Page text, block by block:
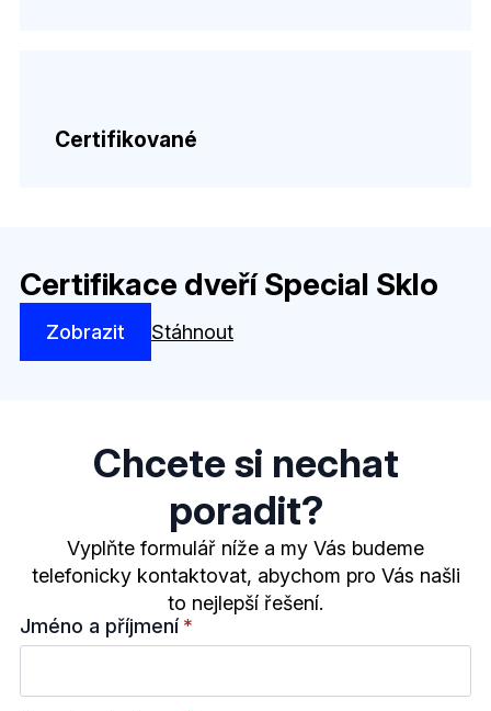
Certifikované
Certifikace dveří Special Sklo
Zobrazit Stáhnout
Chcete si nechat
poradit?
Vyplňte formulář níže a my Vás budeme
telefonicky kontaktovat, abychom pro Vás našli
to nejlepší řešení.
Jméno a příjmení *